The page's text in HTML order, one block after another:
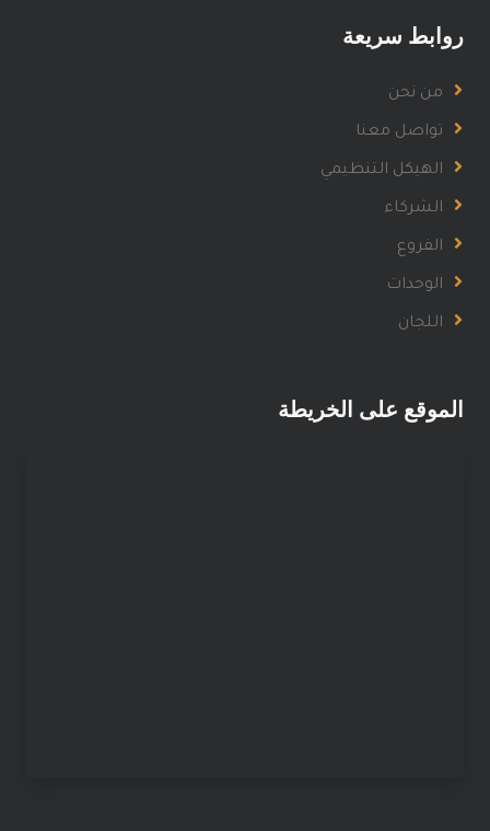
روابط سريعة
من نحن
تواصل معنا
الهيكل التنظيمي
الشركاء
الفروع
الوحدات
اللجان
الموقع على الخريطة